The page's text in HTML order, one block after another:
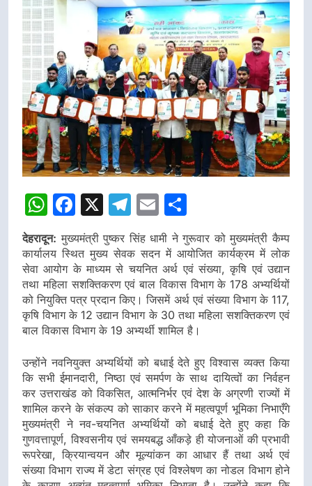
WhatsApp
Facebook
X Telegram
Email
देहरादून: मुख्यमंत्री पुष्कर सिंह धामी ने गुरूवार को मुख्यमंत्री कैम्प
कार्यालय स्थित मुख्य सेवक सदन में आयोजित कार्यक्रम में लोक
सेवा आयोग के माध्यम से चयनित अर्थ एवं संख्या, कृषि एवं उद्यान
तथा महिला सशक्तिकरण एवं बाल विकास विभाग के 178 अभ्यर्थियों
को नियुक्ति पत्र प्रदान किए। जिसमें अर्थ एवं संख्या विभाग के 117,
कृषि विभाग के 12 उद्यान विभाग के 30 तथा महिला सशक्तिकरण एवं
बाल विकास विभाग के 19 अभ्यर्थी शामिल है।
उन्होंने नवनियुक्त अभ्यर्थियों को बधाई देते हुए विश्वास व्यक्त किया
कि सभी ईमानदारी, निष्ठा एवं समर्पण के साथ दायित्वों का निर्वहन
कर उत्तराखंड को विकसित, आत्मनिर्भर एवं देश के अग्रणी राज्यों में
शामिल करने के संकल्प को साकार करने में महत्वपूर्ण भूमिका निभाएँगे
मुख्यमंत्री ने नव-चयनित अभ्यर्थियों को बधाई देते हुए कहा कि
गुणवत्तापूर्ण, विश्वसनीय एवं समयबद्ध आँकड़े ही योजनाओं की प्रभावी
रूपरेखा, क्रियान्वयन और मूल्यांकन का आधार हैं तथा अर्थ एवं
संख्या विभाग राज्य में डेटा संग्रह एवं विश्लेषण का नोडल विभाग होने